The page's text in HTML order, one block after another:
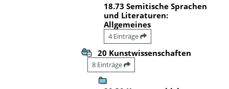
18.73 Semitische Sprachen
und Literaturen:
Allgemeines
4 Einträge
20 Kunstwissenschaften
8 Einträge